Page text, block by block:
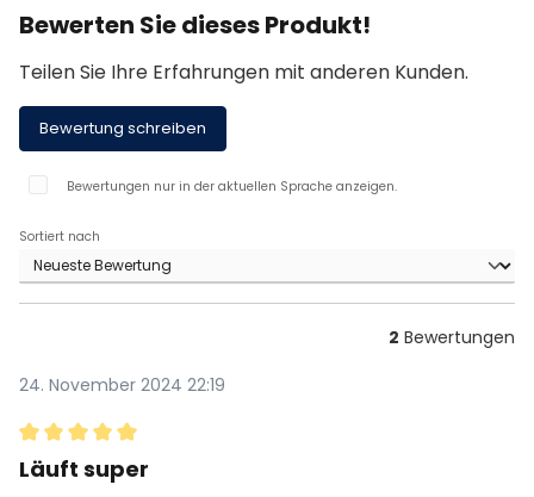
Bewerten Sie dieses Produkt!
Teilen Sie Ihre Erfahrungen mit anderen Kunden.
Bewertung schreiben
Bewertungen nur in der aktuellen Sprache anzeigen.
Sortiert nach
2 Bewertungen
24. November 2024 22:19
Bewertung mit 5 von 5 Sternen
Läuft super